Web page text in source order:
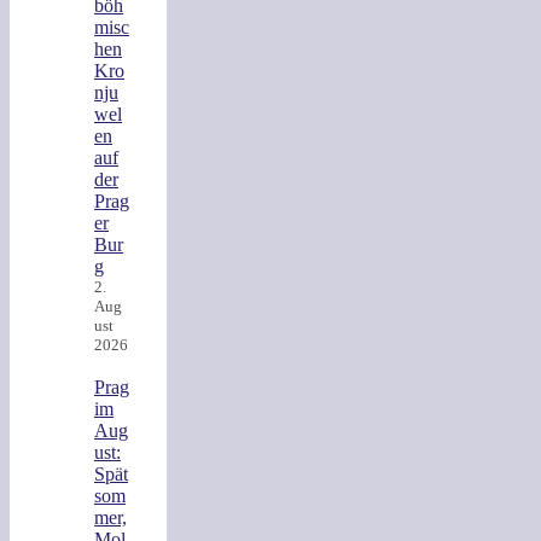
böh
misc
hen
Kro
nju
wel
en
auf
der
Prag
er
Bur
g
2.
Aug
ust
2026
Prag
im
Aug
ust:
Spät
som
mer,